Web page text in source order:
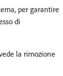
per garantire
di
la rimozione